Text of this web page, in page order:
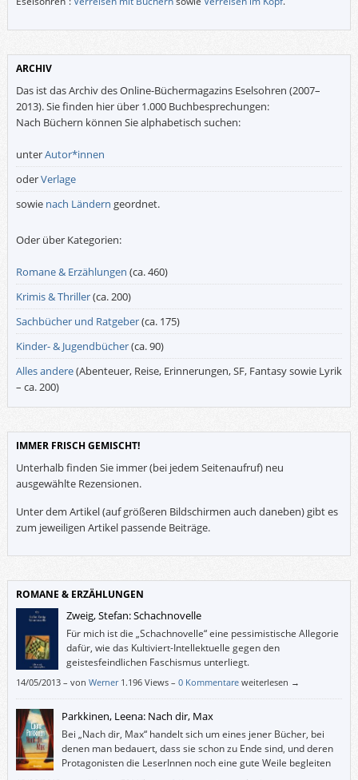
ARCHIV
Das ist das Archiv des Online-Büchermagazins Eselsohren (2007–
2013). Sie finden hier über 1.000 Buchbesprechungen:
Nach Büchern können Sie alphabetisch suchen:
unterAutor*innen
oderVerlage
sowie nach Ländern geordnet.
Oder über Kategorien:
Romane & Erzählungen (ca. 460)
Krimis & Thriller(ca. 200)
Sachbücher und Ratgeber(ca. 175)
Kinder- & Jugendbücher(ca. 90)
Alles andere(Abenteuer, Reise, Erinnerungen, SF, Fantasy sowie Lyrik
– ca. 200)
IMMER FRISCH GEMISCHT!
Unterhalb finden Sie immer (bei jedem Seitenaufruf) neu
ausgewählte Rezensionen.
Unter dem Artikel (auf größeren Bildschirmen auch daneben) gibt es
zum jeweiligen Artikel passende Beiträge.
ROMANE & ERZÄHLUNGEN
Zweig, Stefan: Schachnovelle
Für mich ist die „Schachnovelle“ eine pessimistische Allegorie
dafür, wie das Kultiviert-Intellektuelle gegen den
geistesfeindlichen Faschismus unterliegt.
14/05/2013– von Werner 1.196 Views – 0 Kommentare weiterlesen →
Parkkinen, Leena: Nach dir, Max
Bei „Nach dir, Max“ handelt sich um eines jener Bücher, bei
denen man bedauert, dass sie schon zu Ende sind, und deren
Protagonisten die LeserInnen noch eine gute Weile begleiten
werden.